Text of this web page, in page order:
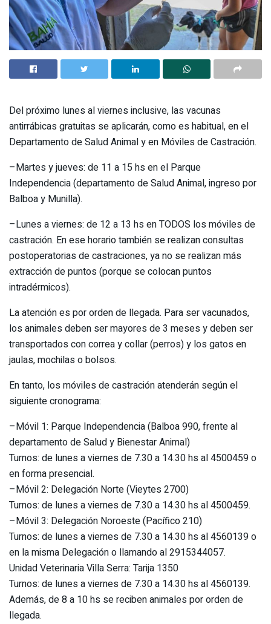
Del próximo lunes al viernes inclusive, las vacunas
antirrábicas gratuitas se aplicarán, como es habitual, en el
Departamento de Salud Animal y en Móviles de Castración.
–Martes y jueves: de 11 a 15 hs en el Parque
Independencia (departamento de Salud Animal, ingreso por
Balboa y Munilla).
–Lunes a viernes: de 12 a 13 hs en TODOS los móviles de
castración. En ese horario también se realizan consultas
postoperatorias de castraciones, ya no se realizan más
extracción de puntos (porque se colocan puntos
intradérmicos).
La atención es por orden de llegada. Para ser vacunados,
los animales deben ser mayores de 3 meses y deben ser
transportados con correa y collar (perros) y los gatos en
jaulas, mochilas o bolsos.
En tanto, los móviles de castración atenderán según el
siguiente cronograma:
–Móvil 1: Parque Independencia (Balboa 990, frente al
departamento de Salud y Bienestar Animal)
Turnos: de lunes a viernes de 7.30 a 14.30 hs al 4500459 o
en forma presencial.
–Móvil 2: Delegación Norte (Vieytes 2700)
Turnos: de lunes a viernes de 7.30 a 14.30 hs al 4500459.
–Móvil 3: Delegación Noroeste (Pacífico 210)
Turnos: de lunes a viernes de 7.30 a 14.30 hs al 4560139 o
en la misma Delegación o llamando al 2915344057.
Unidad Veterinaria Villa Serra: Tarija 1350
Turnos: de lunes a viernes de 7.30 a 14.30 hs al 4560139.
Además, de 8 a 10 hs se reciben animales por orden de
llegada.